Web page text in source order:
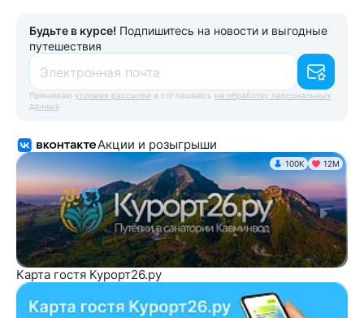
Будьте в курсе! Подпишитесь на новости и выгодные
путешествия
Электронная почта
Принимаю условия рассылки и соглашаюсь на обработку персональных
данных
Акции и розыгрыши
100K 12М
Карта гостя Курорт26.ру